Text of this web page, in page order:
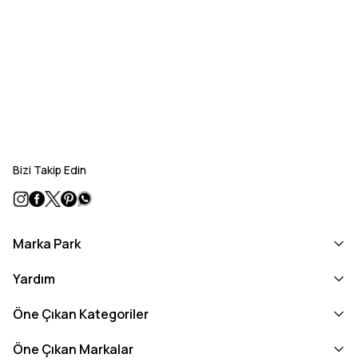
Bizi Takip Edin
Marka Park
Yardım
Öne Çıkan Kategoriler
Öne Çıkan Markalar